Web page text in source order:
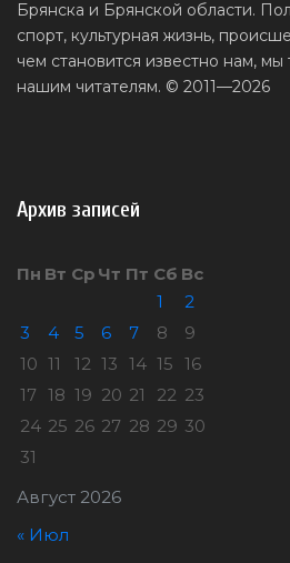
Брянска и Брянской области.
спорт, культурная жизнь,
чем становится известно нам,
нашим читателям. © 2011—2026
Архив записей
Август 2026
Пн Вт Ср Чт Пт Сб Вс
1
2
3
4 5 6 7 8
9
10 11 12 13 14 15 16
17 18 19 20 21 22 23
24 25 26 27 28 29 30
31
« Июл